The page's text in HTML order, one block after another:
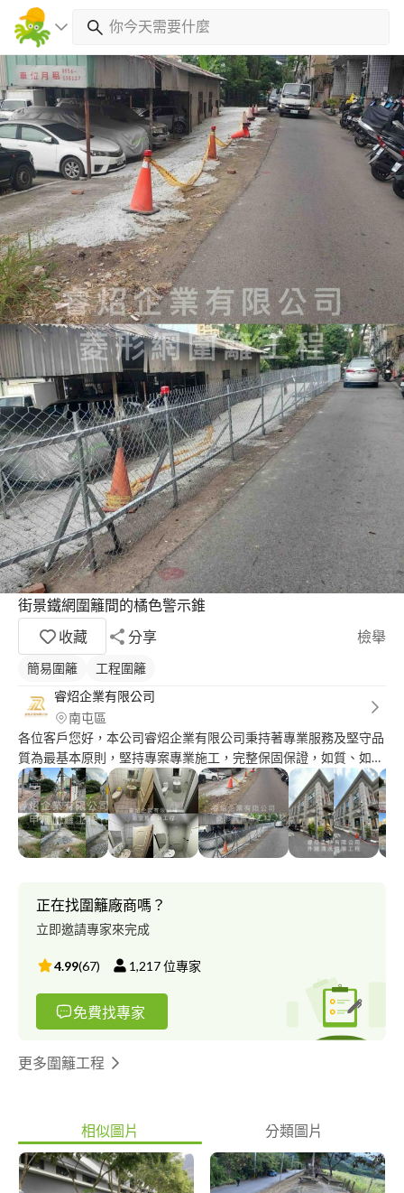
街景鐵網圍籬間的橘色警示錐
收藏
分享 檢舉
簡易圍籬
工程圍籬
睿炤企業有限公司
南屯區
各位客戶您好，本公司睿炤企業有限公司秉持著專業服務及堅守品
質為最基本原則，堅持專案專業施工，完整保固保證，如質、如
期、如預算為目標，以滿足每一位客戶之要求，為每一位客戶營造
安全舒適的服務。 公司四大原則，誠懇守信、認真服務、細心完
成、責任到底。 歡迎各位客戶洽詢，可以免費到現場評估，了解
您的需求討論之後，再報價雙方達成共識，即可安排進場施工。
正在找圍籬廠商嗎？
立即邀請專家來完成
4.99(67) 1,217位專家
免費找專家
更多圍籬工程
相似圖片 分類圖片